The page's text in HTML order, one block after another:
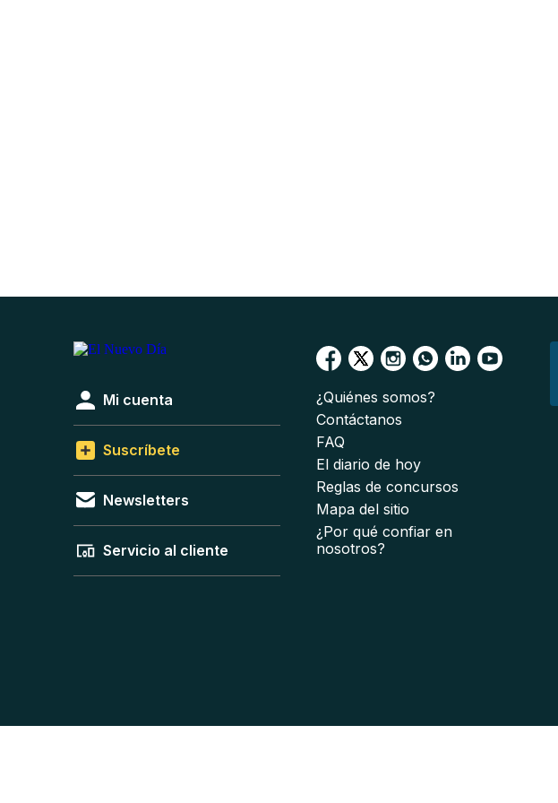
Mi cuenta
Suscríbete
Newsletters
Servicio al cliente
¿Quiénes somos?
Contáctanos
FAQ
El diario de hoy
Reglas de concursos
Mapa del sitio
¿Por qué confiar en
nosotros?